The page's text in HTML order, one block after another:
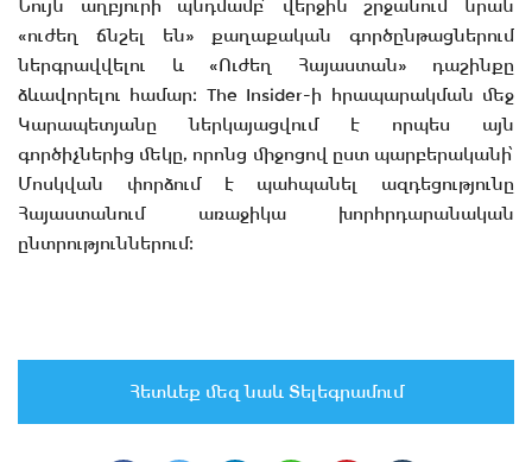
Նույն աղբյուրի պնդմամբ՝ վերջին շրջանում նրան
«ուժեղ ճնշել են» քաղաքական գործընթացներում
ներգրավվելու և «Ուժեղ Հայաստան» դաշինքը
ձևավորելու համար։ The Insider-ի հրապարակման մեջ
Կարապետյանը ներկայացվում է որպես այն
գործիչներից մեկը, որոնց միջոցով ըստ պարբերականի՝
Մոսկվան փորձում է պահպանել ազդեցությունը
Հայաստանում առաջիկա խորհրդարանական
ընտրություններում։
Հետևեք մեզ նաև Տելեգրամում